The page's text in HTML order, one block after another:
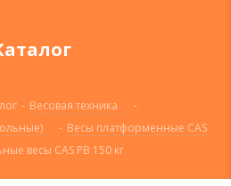
- Весовая техника
-
- Весы платформенные CAS
весы CAS PB 150 кг